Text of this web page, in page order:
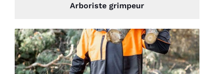
Arboriste grimpeur